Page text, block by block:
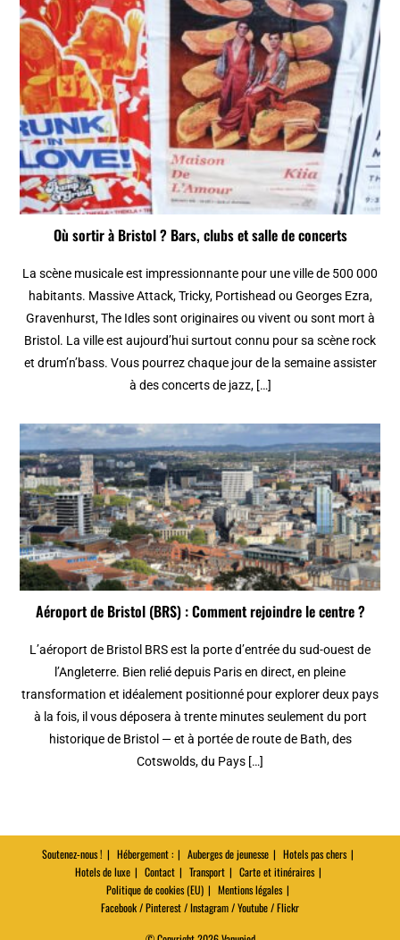
Où sortir à Bristol ? Bars, clubs et salle de concerts
La scène musicale est impressionnante pour une ville de 500 000
habitants. Massive Attack, Tricky, Portishead ou Georges Ezra,
Gravenhurst, The Idles sont originaires ou vivent ou sont mort à
Bristol. La ville est aujourd’hui surtout connu pour sa scène rock
et drum’n’bass. Vous pourrez chaque jour de la semaine assister
à des concerts de jazz, […]
Aéroport de Bristol (BRS) : Comment rejoindre le centre ?
L’aéroport de Bristol BRS est la porte d’entrée du sud-ouest de
l’Angleterre. Bien relié depuis Paris en direct, en pleine
transformation et idéalement positionné pour explorer deux pays
à la fois, il vous déposera à trente minutes seulement du port
historique de Bristol — et à portée de route de Bath, des
Cotswolds, du Pays […]
Soutenez-nous ! Hébergement : Auberges de jeunesse
Hotels pas chers
Hotels de luxe
Contact Transport
Carte et itinéraires
Politique de cookies (EU)
Mentions légales
Facebook / Pinterest / Instagram / Youtube / Flickr